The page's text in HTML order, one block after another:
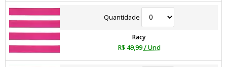
Quantidade
Racy
R$ 49,99 / Und